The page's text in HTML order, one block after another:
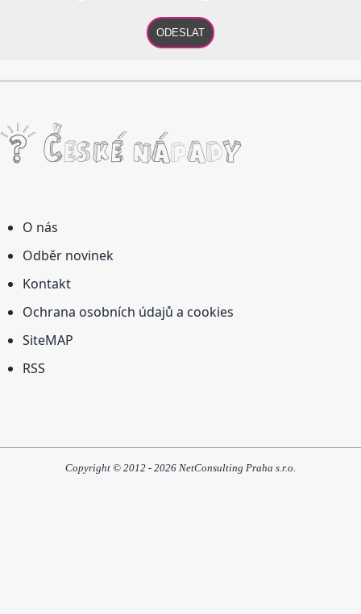
ODESLAT
O nás
Odběr novinek
Kontakt
Ochrana osobních údajů a cookies
SiteMAP
RSS
Copyright © 2012 - 2026 NetConsulting Praha s.r.o.